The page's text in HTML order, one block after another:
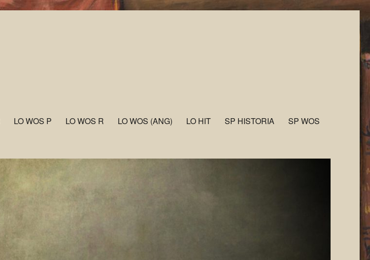
LO WOS P LO WOS R LO WOS (ANG) LO HIT SP HISTORIA SP WOS